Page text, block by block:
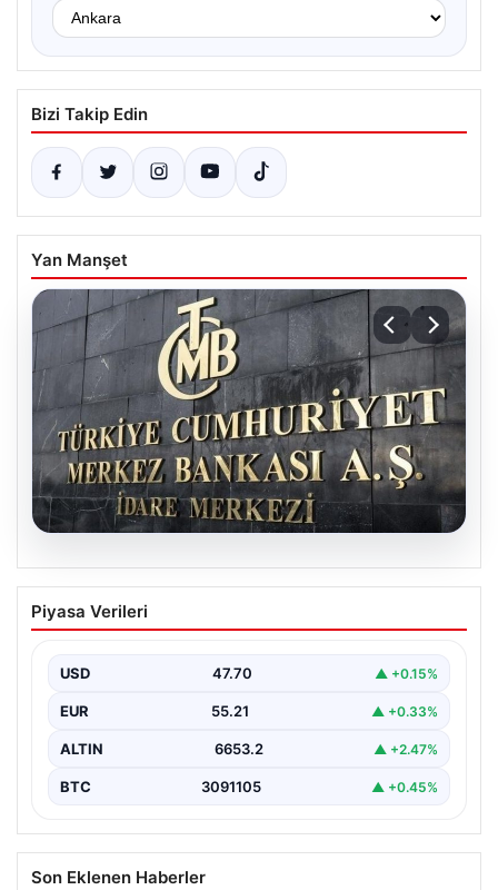
Bizi Takip Edin
Yan Manşet
06.08.2026
Merkez Bankası faiz kararı ne zaman?
Ekonomistlerin nisan ayı faiz beklentisi
Piyasa Verileri
USD 47.70 ▲ +0.15%
EUR 55.21 ▲ +0.33%
ALTIN 6653.2 ▲ +2.47%
BTC 3091105 ▲ +0.45%
Son Eklenen Haberler